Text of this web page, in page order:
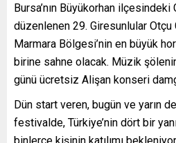
Bursa’nın Büyükorhan ilçesindeki
düzenlenen 29. Giresunlular Otçu
Marmara Bölgesi’nin en büyük
birine sahne olacak. Müzik
günü ücretsiz Alişan konseri
Dün start veren, bugün ve yarın
festivalde, Türkiye’nin dört bir